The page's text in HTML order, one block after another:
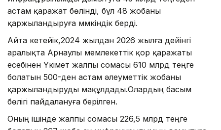
астам қаражат бөлінді, бұл 48 жобаны
қаржыландыруға мүмкіндік берді.
Айта кетейік,2024 жылдан 2026 жылға дейінгі
аралықта Арнаулы мемлекеттік қор қаражаты
есебінен Үкімет жалпы сомасы 610 млрд теңге
болатын 500-ден астам әлеуметтік жобаны
қаржыландыруды мақұлдады.Олардың басым
бөлігі пайдалануға берілген.
Оның ішінде жалпы сомасы 226,5 млрд теңге